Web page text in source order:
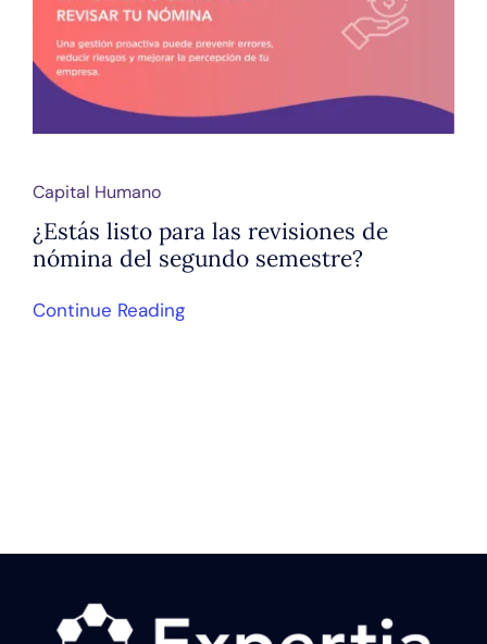
Capital Humano
¿Estás listo para las revisiones de
nómina del segundo semestre?
Continue Reading